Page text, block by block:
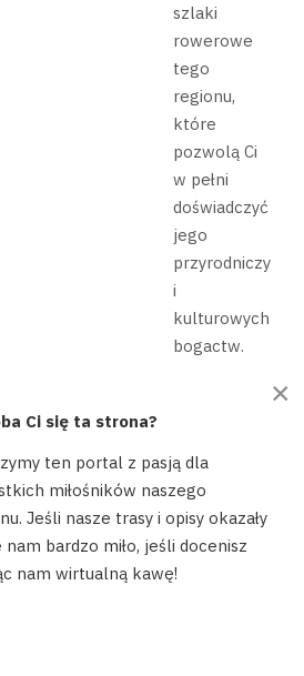
szlaki
rowerowe
tego
regionu,
które
pozwolą Ci
w pełni
doświadczyć
jego
przyrodniczych
i
kulturowych
bogactw.
cookies, aby ułatwić Ci korzystanie z
treści do Twoich potrzeb oraz w
określić warunki przechowywania
×
Ci się ta strona?
ten portal z pasją dla
miłośników naszego
Jeśli nasze trasy i opisy okazały
bardzo miło, jeśli docenisz
nam wirtualną kawę!